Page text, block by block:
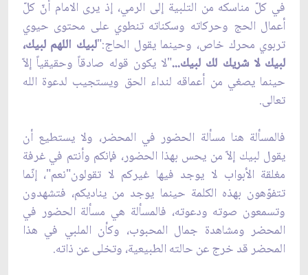
في كلّ مناسكه من التلبية إلى الرمي، إذ يرى الامام أنّ كلّ
أعمال الحج وحركاته وسكناته تنطوي على محتوى حيوي
تربوي محرك خاص، وحينما يقول الحاج:"لبيك اللهم لبيك،
لبيك لا شريك لك لبيك..."لا يكون قوله صادقاً وحقيقياً إلاّ
حينما يصغي من أعماقه لنداء الحق ويستجيب لدعوة الله
تعالى.
فالمسألة هنا مسألة الحضور في المحضر، ولا يستطيع أن
يقول لبيك إلاّ من يحس بهذا الحضور، فإنكم وأنتم في غرفة
مغلقة الأبواب لا يوجد فيها غيركم لا تقولون"نعم"، إنّما
تتفوّهون بهذه الكلمة حينما يوجد من يناديكم، فتشهدون
وتسمعون صوته ودعوته، فالمسألة هي مسألة الحضور في
المحضر ومشاهدة جمال المحبوب، وكأن الملبي في هذا
المحضر قد خرج عن حالته الطبيعية، وتخلى عن ذاته.